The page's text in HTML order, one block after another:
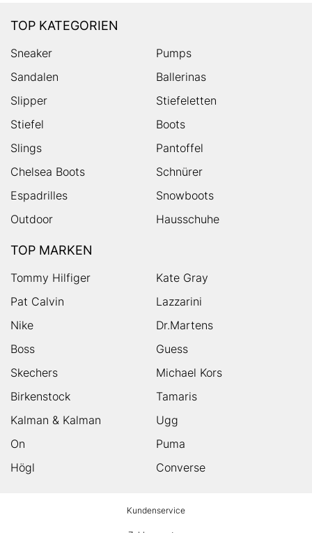
TOP KATEGORIEN
Sneaker
Pumps
Sandalen
Ballerinas
Slipper
Stiefeletten
Stiefel
Boots
Slings
Pantoffel
Chelsea Boots
Schnürer
Espadrilles
Snowboots
Outdoor
Hausschuhe
TOP MARKEN
Tommy Hilfiger
Kate Gray
Pat Calvin
Lazzarini
Nike
Dr.Martens
Boss
Guess
Skechers
Michael Kors
Birkenstock
Tamaris
Kalman & Kalman
Ugg
On
Puma
Högl
Converse
Kundenservice